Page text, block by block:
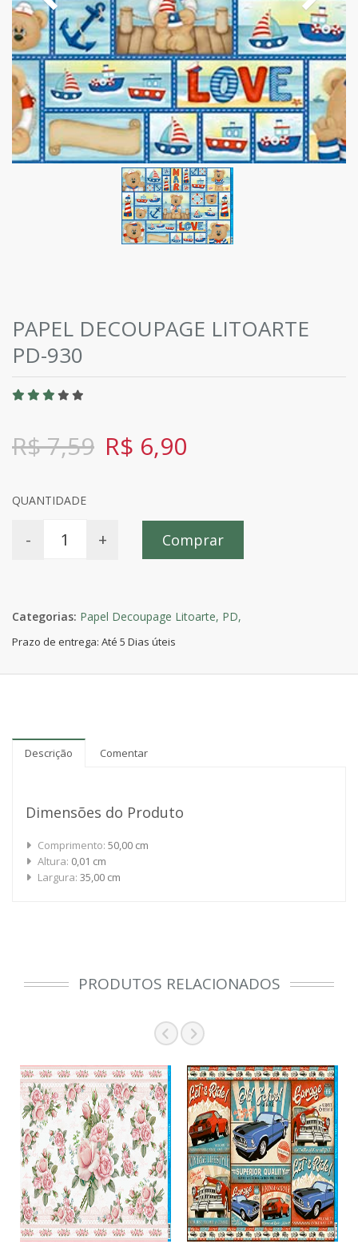
PAPEL DECOUPAGE LITOARTE
PD-930
R$ 7,59 R$ 6,90
QUANTIDADE
- + Comprar
Categorias: Papel Decoupage Litoarte, PD,
Prazo de entrega: Até 5 Dias úteis
Descrição Comentar
Dimensões do Produto
Comprimento: 50,00 cm
Altura: 0,01 cm
Largura: 35,00 cm
PRODUTOS RELACIONADOS